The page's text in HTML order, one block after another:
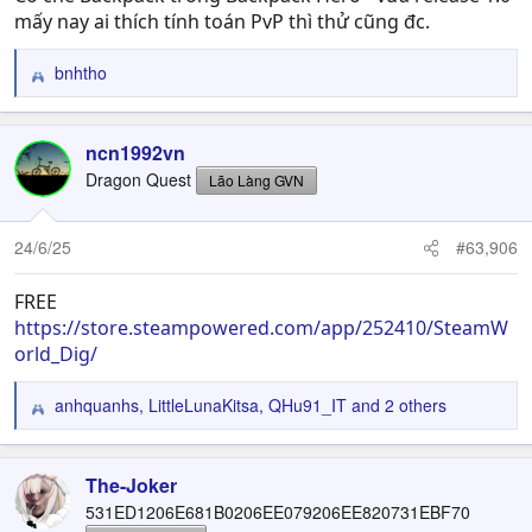
mấy nay ai thích tính toán PvP thì thử cũng đc.
R
e
c
t
i
o
n
bnhtho
ncn1992vn
Dragon Quest Lão Làng GVN
24/6/25 #63,906
FREE
https://store.steampowered.com/app/252410/SteamW
orld_Dig/
R
e
c
t
i
anhquanhs, LittleLunaKitsa, QHu91_IT and 2 others
The-Joker
531ED1206E681B0206EE079206EE820731EBF70